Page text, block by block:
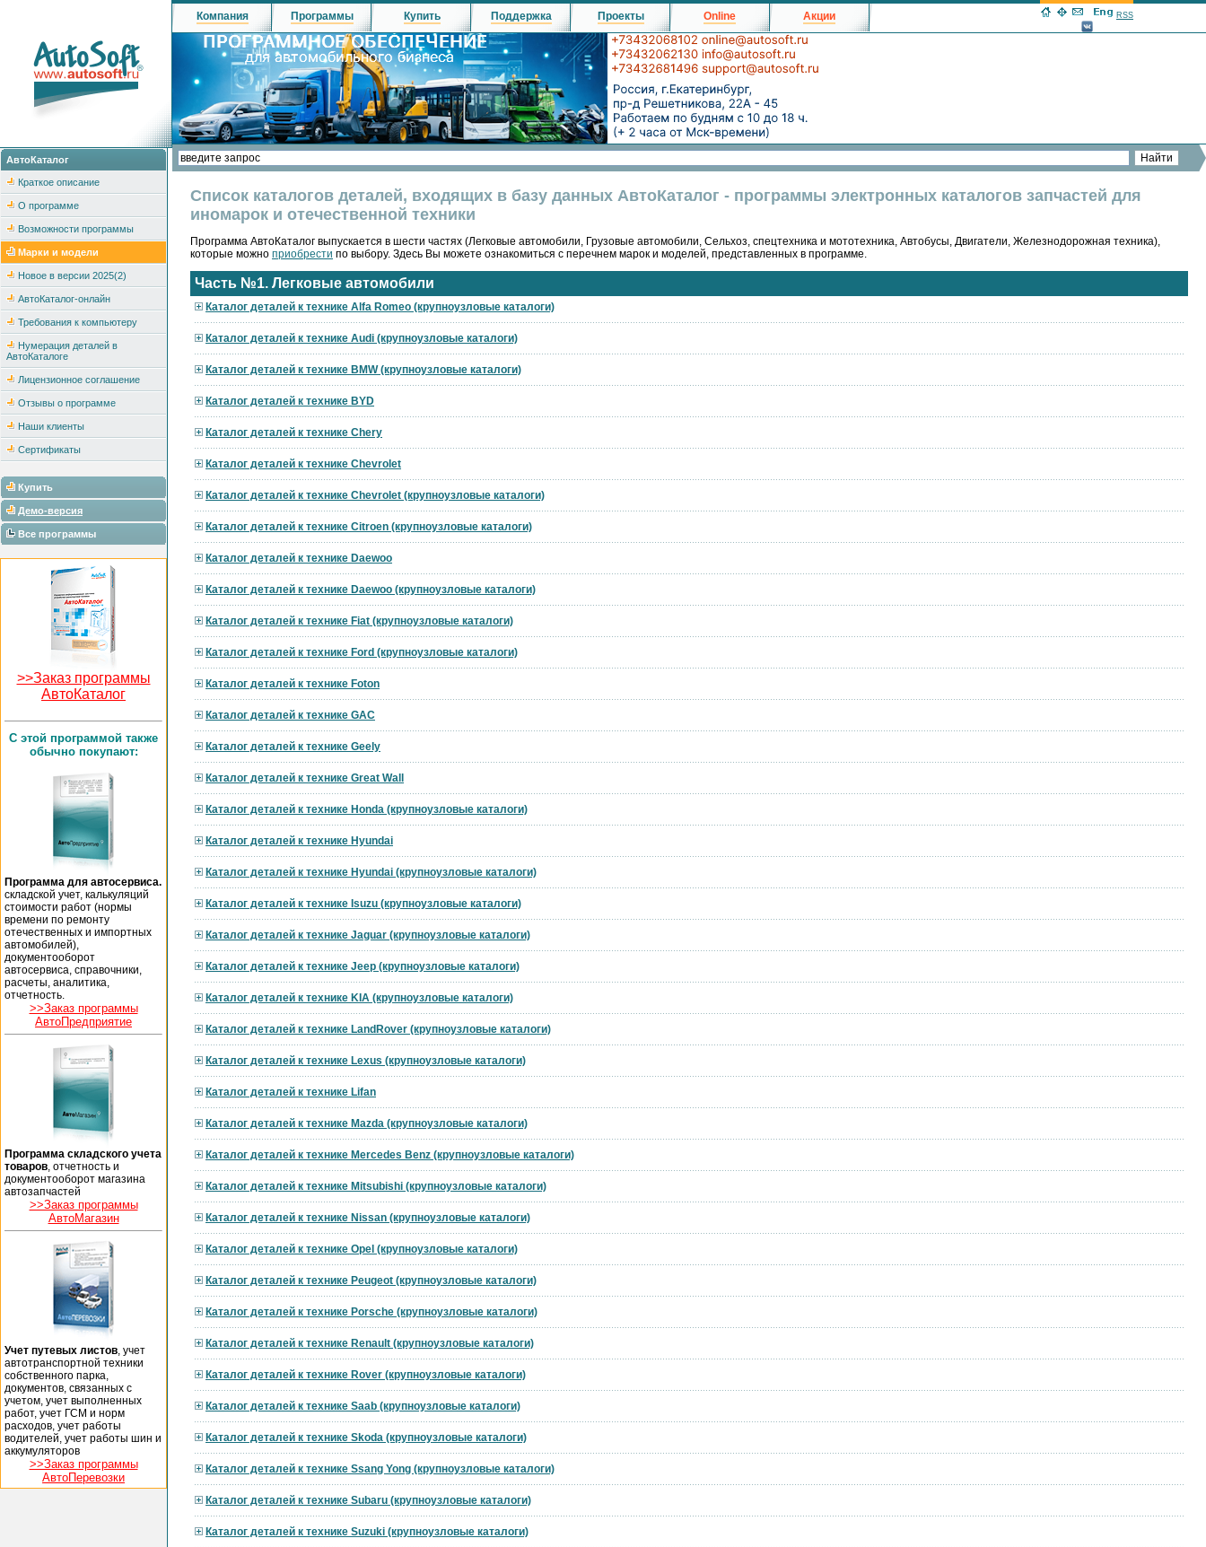
АвтоКаталог
Краткое описание
О программе
Возможности программы
Марки и модели
Новое в версии 2025(2)
АвтоКаталог-онлайн
Требования к компьютеру
Нумерация деталей в
АвтоКаталоге
Лицензионное соглашение
Отзывы о программе
Наши клиенты
Сертификаты
Купить
Демо-версия
Все программы
>>Заказ программы
АвтоКаталог
C этой программой также
обычно покупают:
Программа для автосервиса.
складской учет, калькуляций
стоимости работ (нормы
времени по ремонту
отечественных и импортных
автомобилей),
документооборот
автосервиса, справочники,
расчеты, аналитика,
отчетность.
>>Заказ программы
АвтоПредприятие
Программа складского учета
товаров , отчетность и
документооборот магазина
автозапчастей
>>Заказ программы
АвтоМагазин
Учет путевых листов , учет
автотранспортной техники
собственного парка,
документов, связанных с
учетом, учет выполненных
работ, учет ГСМ и норм
расходов, учет работы
водителей, учет работы шин и
аккумуляторов
>>Заказ программы
АвтоПеревозки
Компания Программы Купить Поддержка Проекты Online Акции RSS
Список каталогов деталей, входящих в базу данных АвтоКаталог - программы электронных каталогов запчастей для
иномарок и отечественной техники
Программа АвтоКаталог выпускается в шести частях (Легковые автомобили, Грузовые автомобили, Сельхоз, спецтехника и мототехника, Автобусы, Двигатели, Железнодорожная техника),
которые можно приобрести по выбору. Здесь Вы можете ознакомиться с перечнем марок и моделей, представленных в программе.
Часть №1. Легковые автомобили
Каталог деталей к технике Alfa Romeo (крупноузловые каталоги)
Каталог деталей к технике Audi (крупноузловые каталоги)
Каталог деталей к технике BMW (крупноузловые каталоги)
Каталог деталей к технике BYD
Каталог деталей к технике Chery
Каталог деталей к технике Chevrolet
Каталог деталей к технике Chevrolet (крупноузловые каталоги)
Каталог деталей к технике Citroen (крупноузловые каталоги)
Каталог деталей к технике Daewoo
Каталог деталей к технике Daewoo (крупноузловые каталоги)
Каталог деталей к технике Fiat (крупноузловые каталоги)
Каталог деталей к технике Ford (крупноузловые каталоги)
Каталог деталей к технике Foton
Каталог деталей к технике GAC
Каталог деталей к технике Geely
Каталог деталей к технике Great Wall
Каталог деталей к технике Honda (крупноузловые каталоги)
Каталог деталей к технике Hyundai
Каталог деталей к технике Hyundai (крупноузловые каталоги)
Каталог деталей к технике Isuzu (крупноузловые каталоги)
Каталог деталей к технике Jaguar (крупноузловые каталоги)
Каталог деталей к технике Jeep (крупноузловые каталоги)
Каталог деталей к технике KIA (крупноузловые каталоги)
Каталог деталей к технике LandRover (крупноузловые каталоги)
Каталог деталей к технике Lexus (крупноузловые каталоги)
Каталог деталей к технике Lifan
Каталог деталей к технике Mazda (крупноузловые каталоги)
Каталог деталей к технике Mercedes Benz (крупноузловые каталоги)
Каталог деталей к технике Mitsubishi (крупноузловые каталоги)
Каталог деталей к технике Nissan (крупноузловые каталоги)
Каталог деталей к технике Opel (крупноузловые каталоги)
Каталог деталей к технике Peugeot (крупноузловые каталоги)
Каталог деталей к технике Porsche (крупноузловые каталоги)
Каталог деталей к технике Renault (крупноузловые каталоги)
Каталог деталей к технике Rover (крупноузловые каталоги)
Каталог деталей к технике Saab (крупноузловые каталоги)
Каталог деталей к технике Skoda (крупноузловые каталоги)
Каталог деталей к технике Ssang Yong (крупноузловые каталоги)
Каталог деталей к технике Subaru (крупноузловые каталоги)
Каталог деталей к технике Suzuki (крупноузловые каталоги)